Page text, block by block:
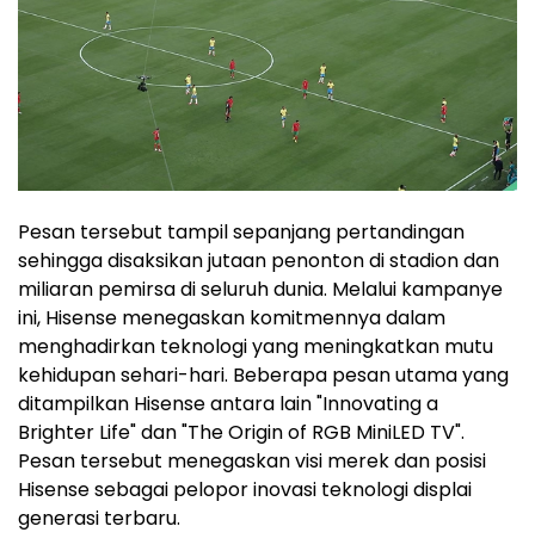
Pesan tersebut tampil sepanjang pertandingan
sehingga disaksikan jutaan penonton di stadion dan
miliaran pemirsa di seluruh dunia. Melalui kampanye
ini, Hisense menegaskan komitmennya dalam
menghadirkan teknologi yang meningkatkan mutu
kehidupan sehari-hari. Beberapa pesan utama yang
ditampilkan Hisense antara lain "Innovating a
Brighter Life" dan "The Origin of RGB MiniLED TV".
Pesan tersebut menegaskan visi merek dan posisi
Hisense sebagai pelopor inovasi teknologi displai
generasi terbaru.